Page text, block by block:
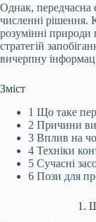
Однак, передчасна
численні рішення.
розумінні
стратегій
вичерпну
Зміст
1 Що таке
2 Причини
3 Вплив на
4 Техніки
5 Сучасні
6 Пози для
1.